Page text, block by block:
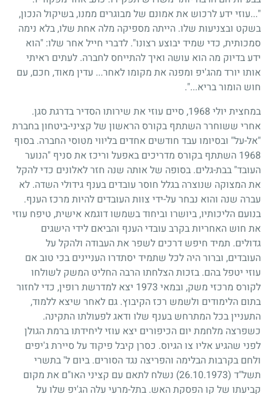
..."עוזי ידע לרכוש את אמונם של מבוגרים ממנו, בשיקול הנכון,
בשקט ובצניעות שלו. הייתה מספיקה מלה אחת שלו, בלא נימה
סמכותית, כדי שמיד יבוצע רצונו". לדברי חייל אחר שלו: "הוא
ידע בדיוק מה הוא עושה ואיך להתייחס לחברה. לעתים ראיתי
אותו יורד מהג'יפ ומפנה את מקומו לאחר... עדין מאוד, חכם, עם
חוש הומור בריא...
".
במחצית יולי 1968, סיים עוזי את שירותו הסדיר בדרגת סגן.
אחרי ששוחרר השתתף בקורס הראשון של קציני-ביטחון בחברת
"אל-על" ובסיומו עבד חודשים אחדים בליווי מטוסי החברה. בסוף
1968 השתתף בקורס מדריכים באפעל וריכז את סניף "הנוער
העובד" בבת-גלים. בסופה של אותה שנה חזר לאלונים כדי להקל
את המצוקה שנוצרה בגלל חוסר עובדים בענף גידולי השדה. לא
עברה שנה והוא נבחר על-ידי צוות העובדים להיות מרכז הענף.
בנועם הליכותיו, ביושרו וביחוד בשמשו דוגמא אישית, טיפח עוזי
את חוש האחריות בקרב עובדי הענף והביאם לידי הישגים
גדולים. תמיד חיפש דרכים לשפר את העבודה ולהקל על
העובדים, וברור היה לכל שתמיד יסתדרו העניינים בכי טוב אם
עוזי יטפל בהם. בזכות הצלחתו הרבה החליט המשק לשולחו
לקורס מרכזי משק, ובמאי 1973 יצא למדרשת רופין, כדי לחזור
בתום הלימודים ולשמש רכז הקיבוץ. גם לאחר שיצא ללמוד,
התעניין בכל המתרחש בענף שלו ודאג לפעולתו התקינה.
כשפרצה מלחמת יום הכיפורים יצא עוזי ליחידתו ברמת הגולן
לפני שהגיע אליו צו הגיוס. כסרן קיבל פיקוד על סיירת ג'יפים
ולחם בקרבות הבלימה והפריצה נגד הסורים. ביום ל' בתשרי
תשל"ד (26.10.1973)
נשלח לתאם עם קציני האו"ם את מקום
קביעתו של קו הפסקת האש. בתל-מרעי עלה הג'יפ שלו על